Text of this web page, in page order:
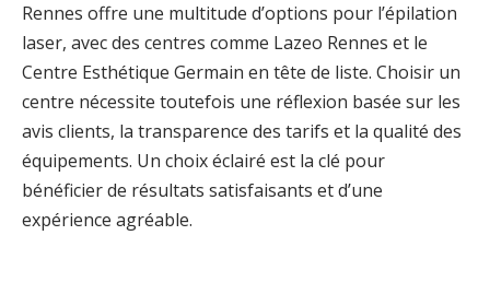
Rennes offre une multitude d’options pour l’épilation
laser, avec des centres comme Lazeo Rennes et le
Centre Esthétique Germain en tête de liste. Choisir un
centre nécessite toutefois une réflexion basée sur les
avis clients, la transparence des tarifs et la qualité des
équipements. Un choix éclairé est la clé pour
bénéficier de résultats satisfaisants et d’une
expérience agréable.